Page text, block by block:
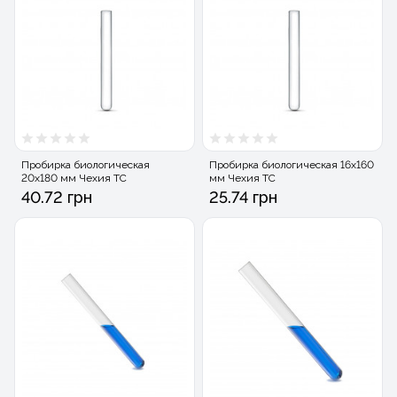
Пробирка биологическая
20х180 мм Чехия ТС
40.72 грн
Пробирка биологическая 16х160
мм Чехия ТС
25.74 грн